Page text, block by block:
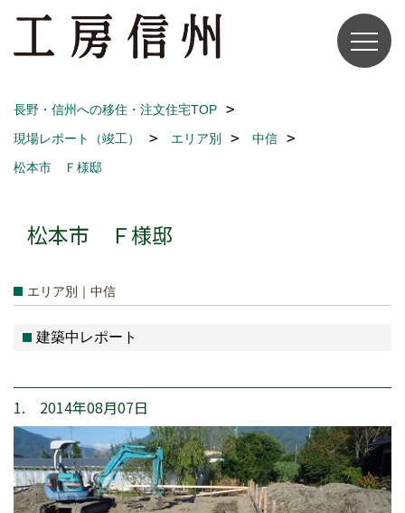
長野・信州への移住・注文住宅TOP
現場レポート（竣工）
エリア別
中信
松本市 Ｆ様邸
松本市 Ｆ様邸
エリア別｜中信
建築中レポート
1. 2014年08月07日